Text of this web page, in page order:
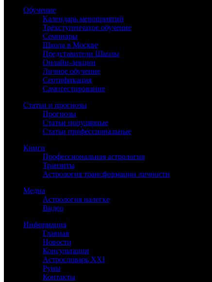
Обучение
Календарь мероприятий
Трёхступенчатое обучение
Семинары
Школа в Москве
Представители Школы
Онлайн-лекции
Личное обучение
Сертификация
Самотестирование
Статьи и прогнозы
Прогнозы
Статьи популярные
Статьи профессиональные
Книги
Профессиональная астрология
Транзиты
Астрология трансформации личности
Медиа
Астрология налегке
Видео
Информация
Главная
Новости
Консультации
Астрословарь XXI
Руны
Контакты